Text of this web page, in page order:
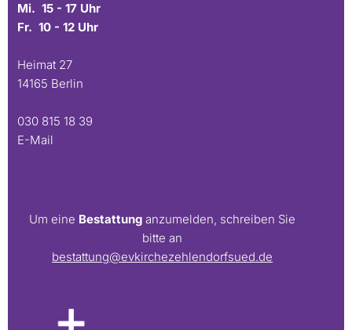
Mi. 15 - 17 Uhr
Fr. 10 - 12 Uhr
Heimat 27
14165 Berlin
030 815 18 39
E-Mail
Um eine Bestattung anzumelden, schreiben Sie
bitte an
bestattung@evkirchezehlendorfsued.de